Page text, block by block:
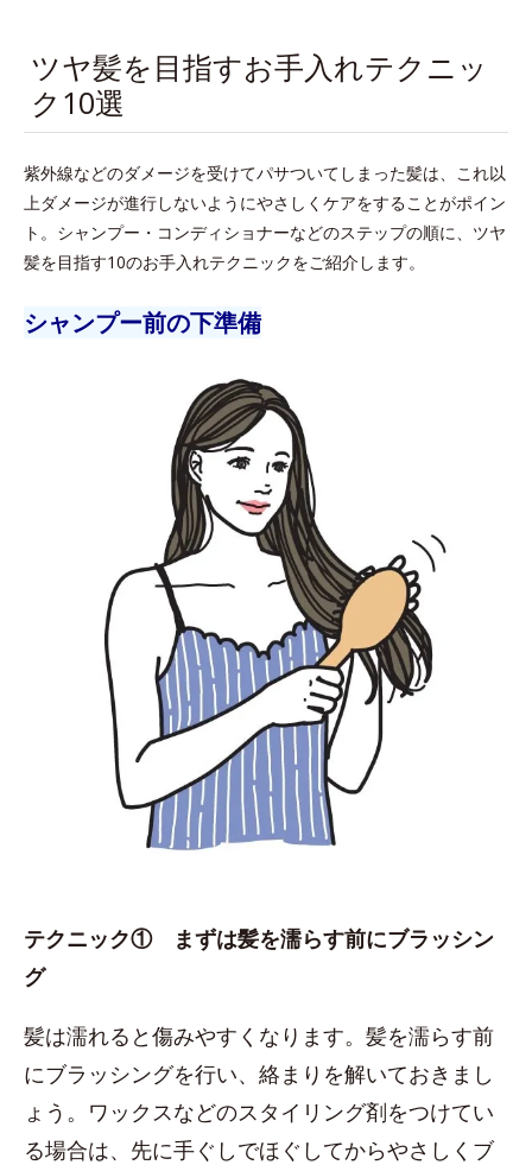
ツヤ髪を目指すお手入れテクニッ
ク10選
紫外線などのダメージを受けてパサついてしまった髪は、これ以
上ダメージが進行しないようにやさしくケアをすることがポイン
ト。シャンプー・コンディショナーなどのステップの順に、ツヤ
髪を目指す10のお手入れテクニックをご紹介します。
シャンプー前の下準備
テクニック① まずは髪を濡らす前にブラッシン
グ
髪は濡れると傷みやすくなります。髪を濡らす前
にブラッシングを行い、絡まりを解いておきまし
ょう。ワックスなどのスタイリング剤をつけてい
る場合は、先に手ぐしでほぐしてからやさしくブ